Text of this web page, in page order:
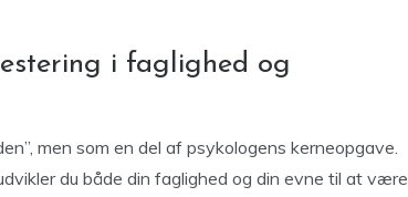
i faglighed og
men som en del af psykologens kerneopgave.
du både din faglighed og din evne til at være